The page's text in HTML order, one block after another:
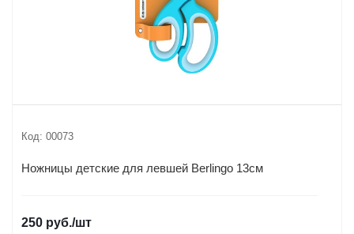
Код: 00073
Ножницы детские для левшей Berlingo 13см
250 руб./шт